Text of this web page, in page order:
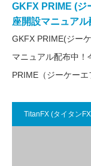
GKFX PRIME (ジ
座開設マニュアル
GKFX PRIME(ジー
マニュアル配布中！
PRIME（ジーケーエ
TitanFX (タイタン